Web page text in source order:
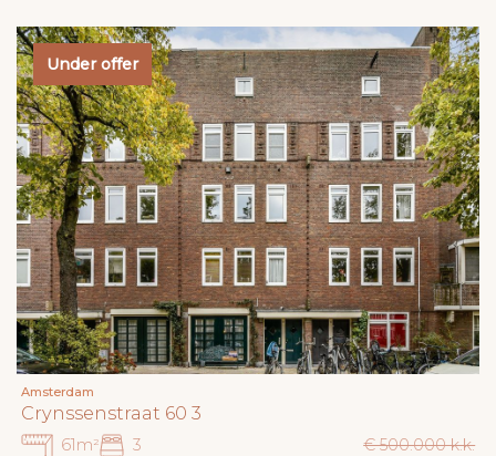
Under offer
Amsterdam
Crynssenstraat 60 3
61m² 3 € 500.000 k.k.